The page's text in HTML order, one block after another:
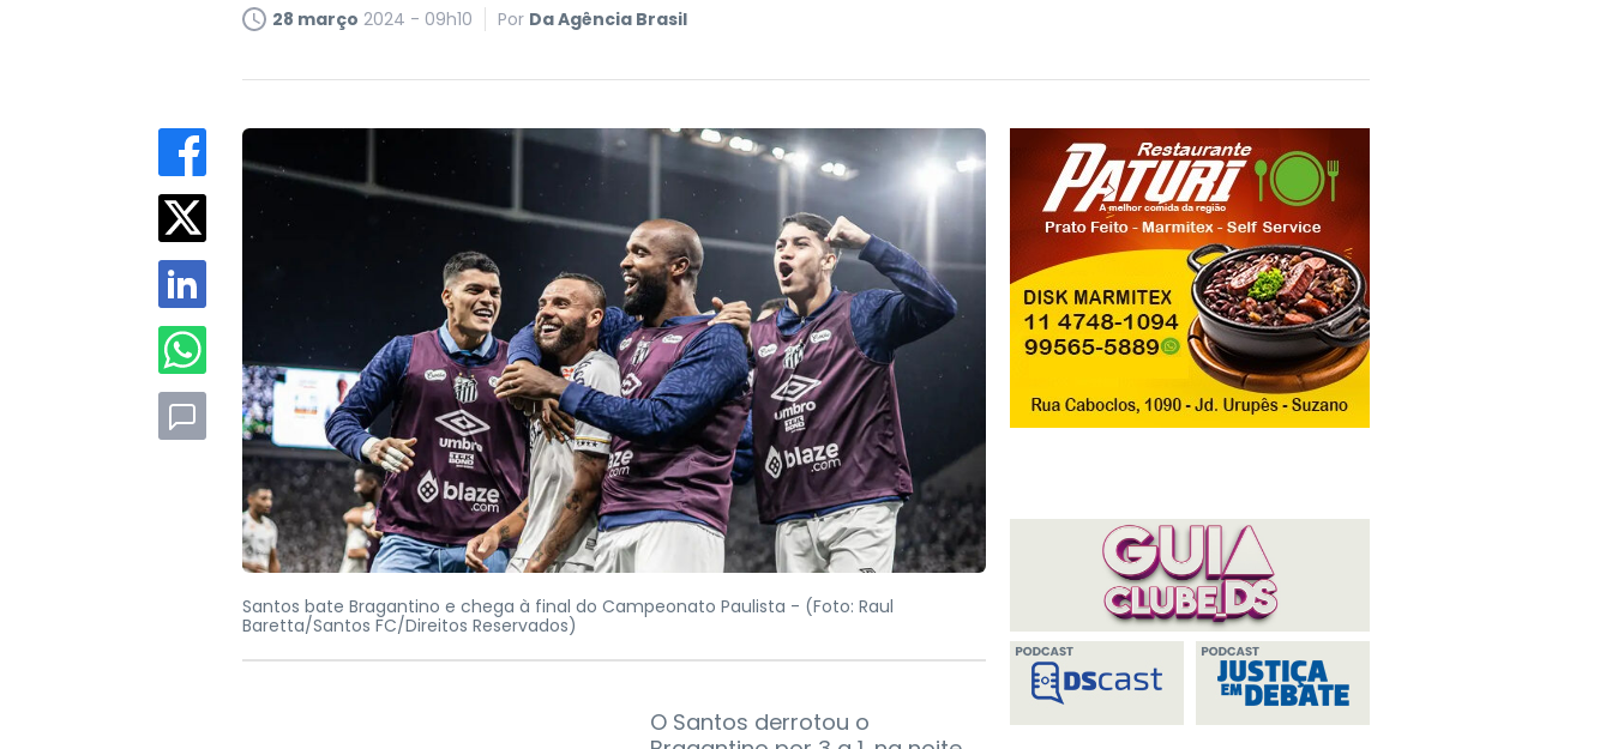
28 março 2024 - 09h10 Por Da Agência Brasil
Santos bate Bragantino e chega à final do Campeonato Paulista - (Foto: Raul
Baretta/Santos FC/Direitos Reservados)
O Santos derrotou o